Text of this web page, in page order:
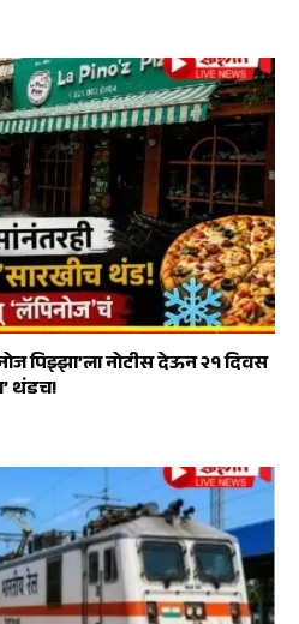
पिझ्झा’ला नोटीस देऊन २१ दिवस
थंडच!